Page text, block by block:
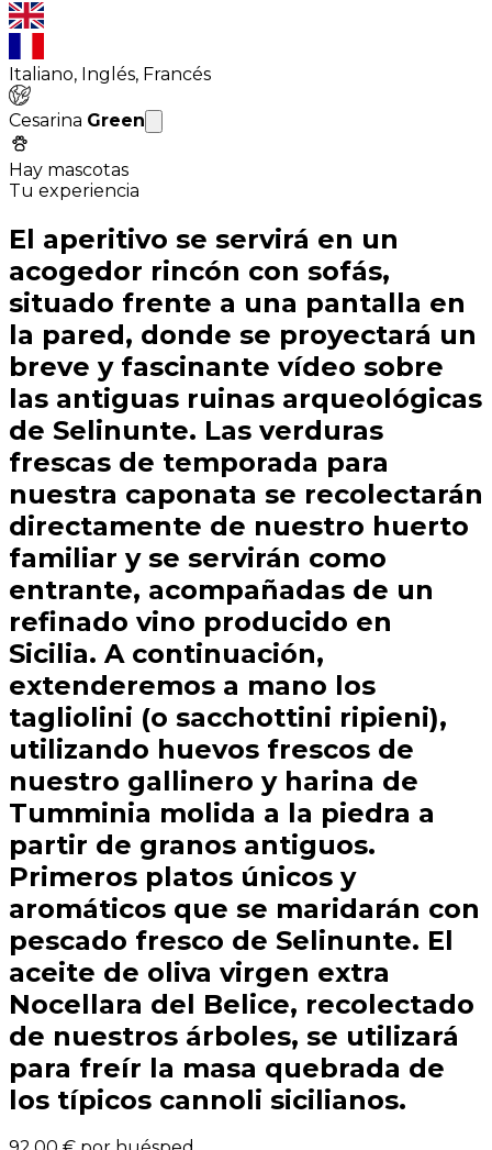
Italiano, Inglés, Francés
Cesarina Green
Hay mascotas
Tu experiencia
El aperitivo se servirá en un
acogedor rincón con sofás,
situado frente a una pantalla en
la pared, donde se proyectará un
breve y fascinante vídeo sobre
las antiguas ruinas arqueológicas
de Selinunte. Las verduras
frescas de temporada para
nuestra caponata se recolectarán
directamente de nuestro huerto
familiar y se servirán como
entrante, acompañadas de un
refinado vino producido en
Sicilia. A continuación,
extenderemos a mano los
tagliolini (o sacchottini ripieni),
utilizando huevos frescos de
nuestro gallinero y harina de
Tumminia molida a la piedra a
partir de granos antiguos.
Primeros platos únicos y
aromáticos que se maridarán con
pescado fresco de Selinunte. El
aceite de oliva virgen extra
Nocellara del Belice, recolectado
de nuestros árboles, se utilizará
para freír la masa quebrada de
los típicos cannoli sicilianos.